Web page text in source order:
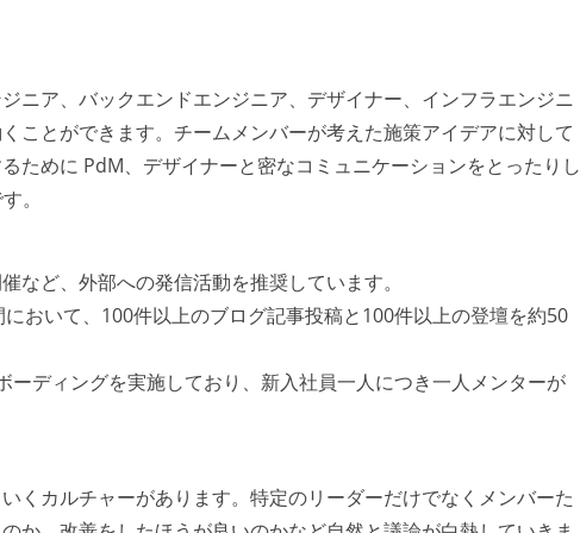
ニア、バックエンドエンジニア、デザイナー、インフラエンジニ
ことができます。チームメンバーが考えた施策アイデアに対して
ために PdM、デザイナーと密なコミュニケーションをとったりし
。
など、外部への発信活動を推奨しています。
おいて、100件以上のブログ記事投稿と100件以上の登壇を約50
ーディングを実施しており、新入社員一人につき一人メンターが
くカルチャーがあります。特定のリーダーだけでなくメンバーた